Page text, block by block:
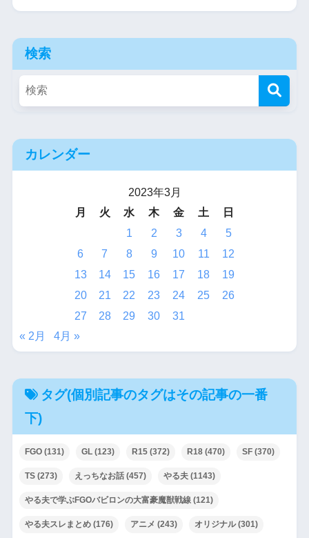
検索
カレンダー
2023年3月
月
火 水 木 金 土
日
1
2 3 4
5
6
7 8 9 10 11
12
13
14 15 16 17 18
19
20
21 22 23 24 25
26
27
28 29 30
31
« 2月
4月 »
タグ(個別記事のタグはその記事の一番
下)
FGO(131) GL(123) R15(372) R18(470) SF(370)
TS(273) えっちなお話(457) やる夫(1143)
やる夫で学ぶFGOバビロンの大富豪魔獣戦線(121)
やる夫スレまとめ(176) アニメ (243) オリジナル(301)